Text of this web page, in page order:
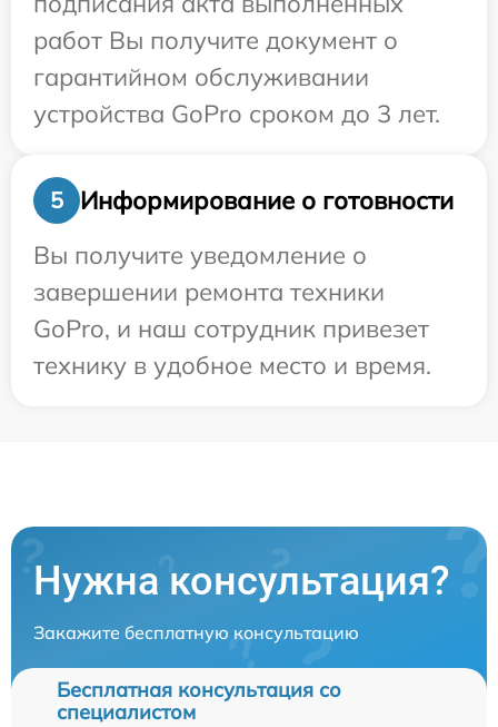
работ Вы получите документ о
гарантийном обслуживании
устройства GoPro сроком до 3 лет.
5
Информирование о готовности
Вы получите уведомление о
завершении ремонта техники
GoPro, и наш сотрудник привезет
технику в удобное место и время.
Нужна консультация?
Закажите бесплатную консультацию
Бесплатная консультация со
специалистом